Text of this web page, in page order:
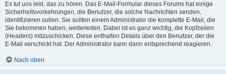
Es tut uns leid, das zu hören. Das E-Mail-Formular dieses Forums hat einige
Sicherheitsvorkehrungen, die Benutzer, die solche Nachrichten senden,
identifizieren sollen. Sie sollten einem Administrator die komplette E-Mail, die
Sie bekommen haben, weiterleiten. Dabei ist es ganz wichtig, die Kopfzeilen
(Headers) mitzuschicken. Diese enthalten Details über den Benutzer, der die
E-Mail verschickt hat. Der Administrator kann dann entsprechend reagieren.
Nach oben